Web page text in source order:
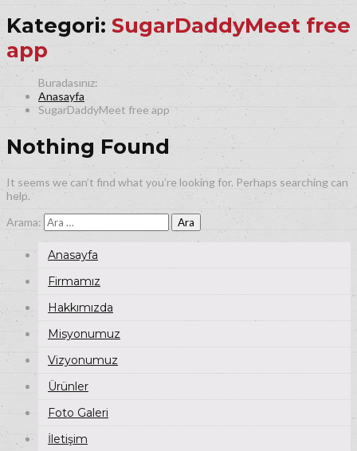
Kategori: SugarDaddyMeet free
app
Anasayfa
SugarDaddyMeet free app
Nothing Found
It seems we can’t find what you’re looking for. Perhaps searching can
help.
Arama:
Anasayfa
Firmamız
Hakkımızda
Misyonumuz
Vizyonumuz
Ürünler
Foto Galeri
İletişim